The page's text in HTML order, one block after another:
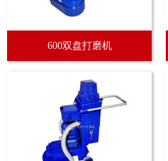
600双盘打磨机